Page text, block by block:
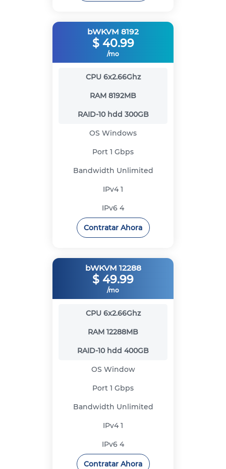
bWKVM 8192
$ 40.99
/mo
CPU 6x2.66Ghz
RAM 8192MB
RAID-10 hdd 300GB
OS Windows
Port 1 Gbps
Bandwidth Unlimited
IPv41
IPv6 4
Contratar Ahora
bWKVM 12288
$ 49.99
/mo
CPU 6x2.66Ghz
RAM 12288MB
RAID-10 hdd 400GB
OS Window
Port 1 Gbps
Bandwidth Unlimited
IPv41
IPv6 4
Contratar Ahora